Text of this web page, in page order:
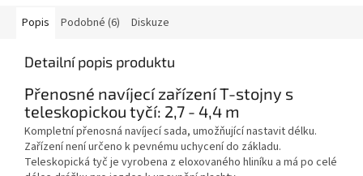
Popis Podobné (6) Diskuze
Detailní popis produktu
Přenosné navíjecí zařízení T-stojny s
teleskopickou tyčí: 2,7 - 4,4 m
Kompletní přenosná navíjecí sada, umožňující nastavit délku.
Zařízení není určeno k pevnému uchycení do základu.
Teleskopická tyč je vyrobena z eloxovaného hliníku a má po celé